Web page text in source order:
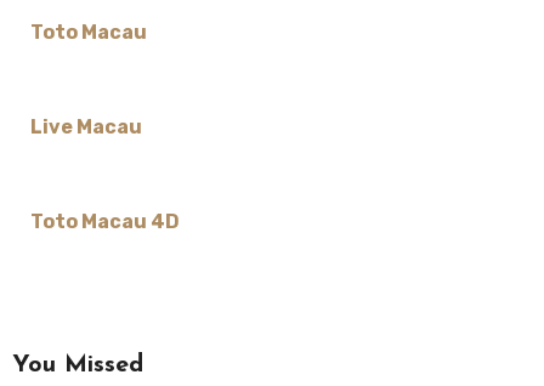
Toto Macau
Live Macau
Toto Macau 4D
You Missed